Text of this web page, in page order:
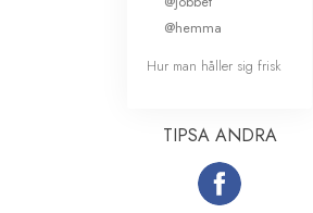
@hemma
Hur man håller sig frisk
TIPSA ANDRA